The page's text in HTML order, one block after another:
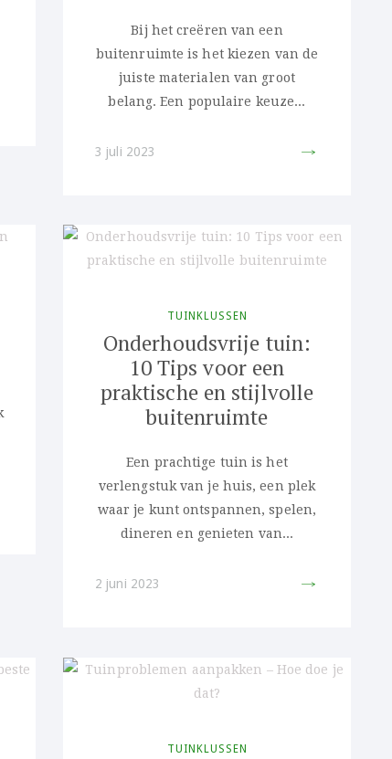
Bij het creëren van een
buitenruimte is het kiezen van de
juiste materialen van groot
belang. Een populaire keuze...
3 juli 2023
TUINKLUSSEN
Onderhoudsvrije tuin:
10 Tips voor een
praktische en stijlvolle
buitenruimte
Een prachtige tuin is het
verlengstuk van je huis, een plek
waar je kunt ontspannen, spelen,
dineren en genieten van...
2 juni 2023
TUINKLUSSEN